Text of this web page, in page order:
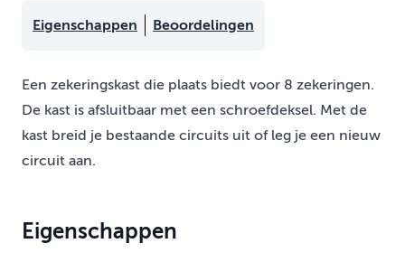
Eigenschappen Beoordelingen
Een zekeringskast die plaats biedt voor 8 zekeringen.
De kast is afsluitbaar met een schroefdeksel. Met de
kast breid je bestaande circuits uit of leg je een nieuw
circuit aan.
Eigenschappen